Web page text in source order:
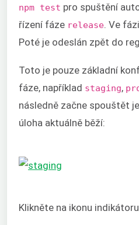
npm test pro spuštění
řízení fáze release . Ve
Poté je odeslán zpět do
Toto je pouze základní
fáze, například staging,
následně začne spouštět
úloha aktuálně běží:
Klikněte na ikonu indikátoru